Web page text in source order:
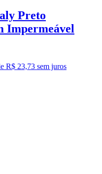
Preto
Impermeável
R$ 23,73 sem juros